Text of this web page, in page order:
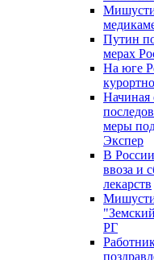
Путин
мерах
На юге
Начиная
меры
Экспер
В
ввоза и
лекарств
РГ